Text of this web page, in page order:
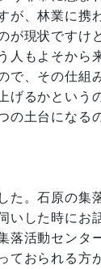
が、林業に携
が現状ですけ
人もよそから
で、その仕組
げるかという
の土台になる
た。石原の集
いした時にお
落活動センタ
ておられる方